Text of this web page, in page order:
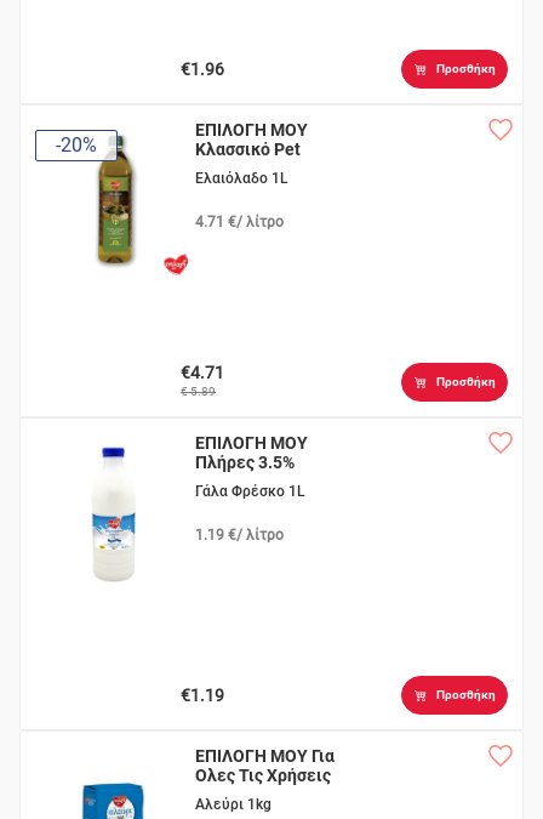
€1.96 Προσθήκη
-20%
ΕΠΙΛΟΓΗ ΜΟΥ
Κλασσικό Pet
Ελαιόλαδο 1L
4.71 €/ λίτρο
€4.71
€ 5.89
Προσθήκη
ΕΠΙΛΟΓΗ ΜΟΥ
Πλήρες 3.5%
Γάλα Φρέσκο 1L
1.19 €/ λίτρο
€1.19 Προσθήκη
ΕΠΙΛΟΓΗ ΜΟΥ Για
Ολες Τις Χρήσεις
Αλεύρι 1kg